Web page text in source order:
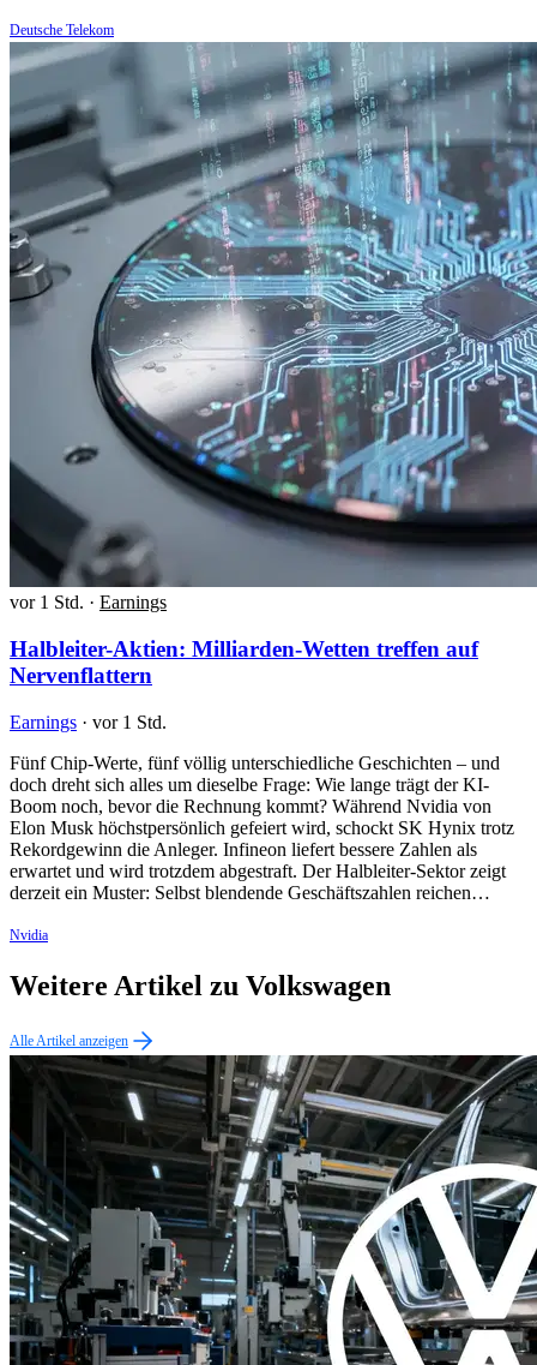
Deutsche Telekom
vor 1 Std. · Earnings
Halbleiter-Aktien: Milliarden-Wetten treffen auf
Nervenflattern
Earnings · vor 1 Std.
Fünf Chip-Werte, fünf völlig unterschiedliche Geschichten – und
doch dreht sich alles um dieselbe Frage: Wie lange trägt der KI-
Boom noch, bevor die Rechnung kommt? Während Nvidia von
Elon Musk höchstpersönlich gefeiert wird, schockt SK Hynix trotz
Rekordgewinn die Anleger. Infineon liefert bessere Zahlen als
erwartet und wird trotzdem abgestraft. Der Halbleiter-Sektor zeigt
derzeit ein Muster: Selbst blendende Geschäftszahlen reichen…
Nvidia
Weitere Artikel zu Volkswagen
Alle Artikel anzeigen